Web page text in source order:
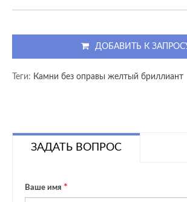
ДОБАВИТЬ К
Теги: Камни без оправы желтый бриллиант
ЗАДАТЬ ВОПРОС
Ваше имя